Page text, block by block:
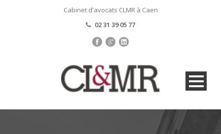
Cabinet d'avocats CLMR à Caen
02 31 39 05 77